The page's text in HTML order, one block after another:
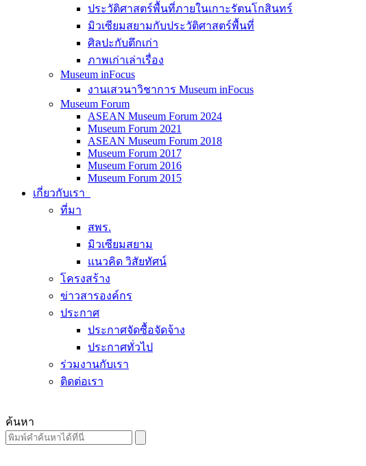
ประวัติศาสตร์พื้นที่ภายในเกาะรัตนโกสินทร์
มิวเซียมสยามกับประวัติศาสตร์พื้นที่
ศิลปะกับตึกเก่า
ภาพเก่าเล่าเรื่อง
Museum inFocus
งานเสวนาวิชาการ Museum inFocus
Museum Forum
ASEAN Museum Forum 2024
Museum Forum 2021
ASEAN Museum Forum 2018
Museum Forum 2017
Museum Forum 2016
Museum Forum 2015
เกี่ยวกับเรา
ที่มา
สพร.
มิวเซียมสยาม
แนวคิด วิสัยทัศน์
โครงสร้าง
ข่าวสารองค์กร
ประกาศ
ประกาศจัดซื้อจัดจ้าง
ประกาศทั่วไป
ร่วมงานกับเรา
ติดต่อเรา
ค้นหา